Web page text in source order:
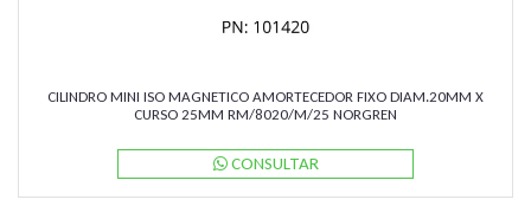
CILINDRO MINI ISO MAGNETICO AMORTECEDOR FIXO DIAM.20MM X
CURSO 25MM RM/8020/M/25 NORGREN
CONSULTAR